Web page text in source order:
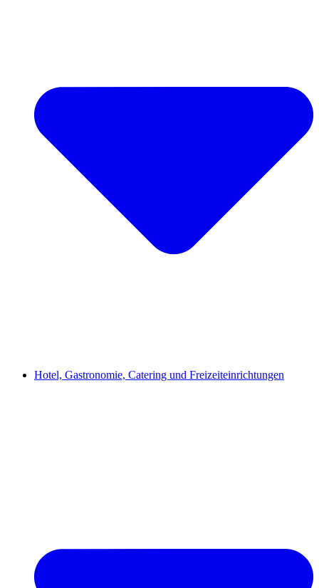
Hotel, Gastronomie, Catering und Freizeiteinrichtungen